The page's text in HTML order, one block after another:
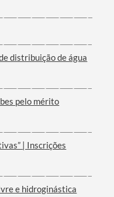
distribuição de água
pelo mérito
| Inscrições
e hidroginástica